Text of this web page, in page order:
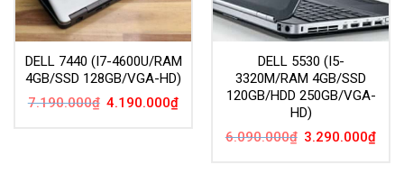
DELL 7440 (I7-4600U/RAM
4GB/SSD 128GB/VGA-HD)
7.190.000₫ Giá
4.190.000₫Giá
DELL 5530 (I5-
3320M/RAM 4GB/SSD
120GB/HDD 250GB/VGA-
HD)
6.090.000₫ Giá
3.290.000₫Giá